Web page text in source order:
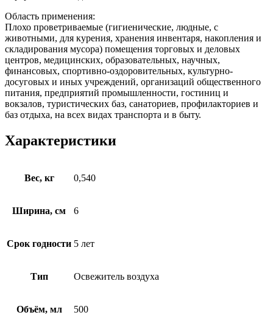
Область применения:
Плохо проветриваемые (гигиенические, людные, с
животными, для курения, хранения инвентаря, накопления и
складирования мусора) помещения торговых и деловых
центров, медицинских, образовательных, научных,
финансовых, спортивно-оздоровительных, культурно-
досуговых и иных учреждений, организаций общественного
питания, предприятий промышленности, гостиниц и
вокзалов, туристических баз, санаториев, профилакториев и
баз отдыха, на всех видах транспорта и в быту.
Характеристики
Вес, кг 0,540
Ширина, см 6
Срок годности 5 лет
Тип Освежитель воздуха
Объём, мл 500